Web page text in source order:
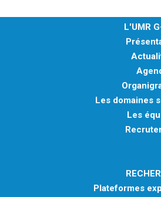
L'UMR
Les domaines
Les
Plateformes